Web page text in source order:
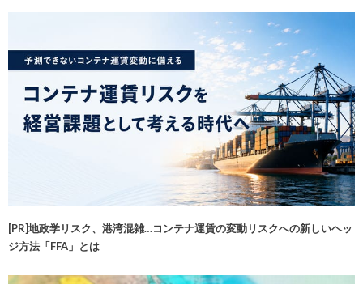
[PR]地政学リスク、港湾混雑…コンテナ運賃の変動リスクへの新しいヘッ
ジ方法「FFA」とは